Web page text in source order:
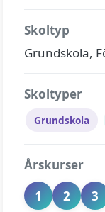
Skoltyp
Grundskola,
Skoltyper
Grundskola
Årskurser
1
2 3